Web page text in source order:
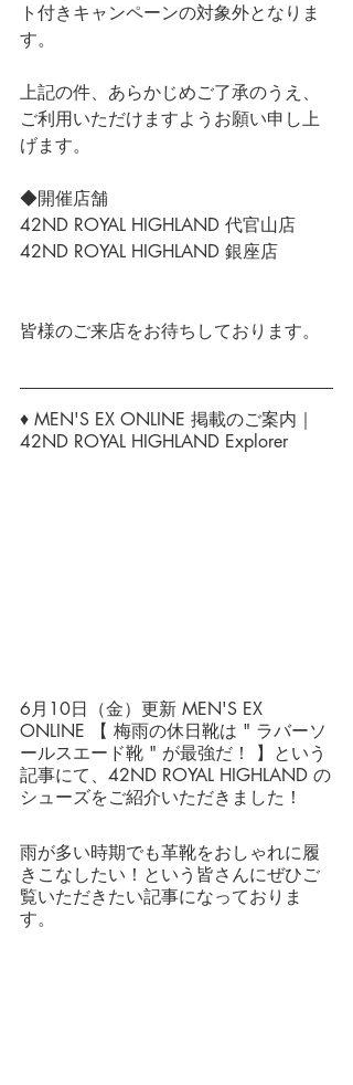
ト付きキャンペーンの対象外となりま
す。
上記の件、あらかじめご了承のうえ、
ご利用いただけますようお願い申し上
げます。
◆開催店舗
42ND ROYAL HIGHLAND 代官山店
42ND ROYAL HIGHLAND 銀座店
皆様のご来店をお待ちしております。
♦ MEN'S EX ONLINE 掲載のご案内｜
42ND ROYAL HIGHLAND Explorer
6月10日（金）更新 MEN'S EX
ONLINE 【 梅雨の休日靴は " ラバーソ
ールスエード靴 " が最強だ！ 】という
記事にて、42ND ROYAL HIGHLAND の
シューズをご紹介いただきました！
雨が多い時期でも革靴をおしゃれに履
きこなしたい！という皆さんにぜひご
覧いただきたい記事になっておりま
す。